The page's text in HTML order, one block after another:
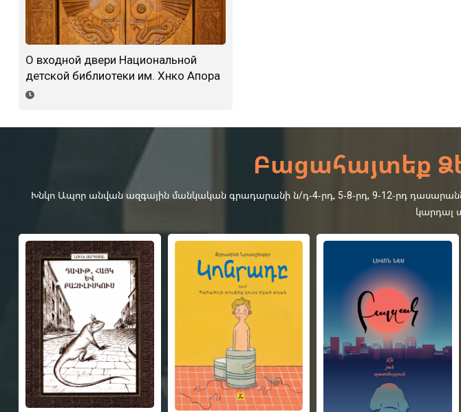
О входной двери Национальной
детской библиотеки им. Хнко Апора
Բացահայտեք
Խնկո Ապոր անվան ազգային մանկական գրադարանի ն/դ-4-րդ, 5-8-րդ, 9-12-րդ
կարդալ